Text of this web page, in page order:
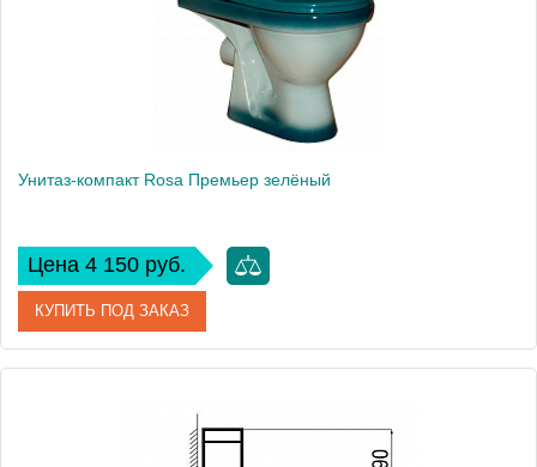
Унитаз-компакт Rosa Премьер зелёный
Цена 4 150 руб.
КУПИТЬ ПОД ЗАКАЗ